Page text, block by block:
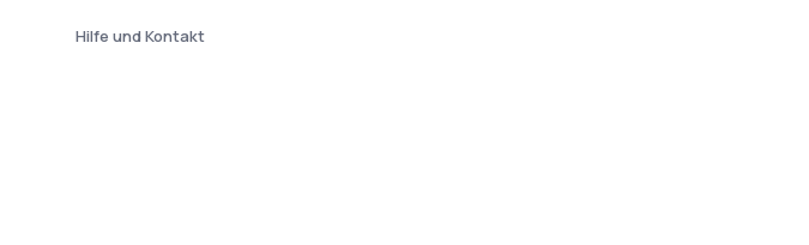
Hilfe und Kontakt